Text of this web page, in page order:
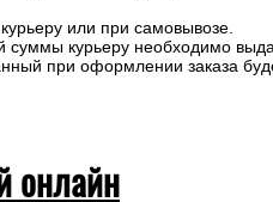
или при самовывозе.
суммы курьеру необходимо
при оформлении заказа
онлайн